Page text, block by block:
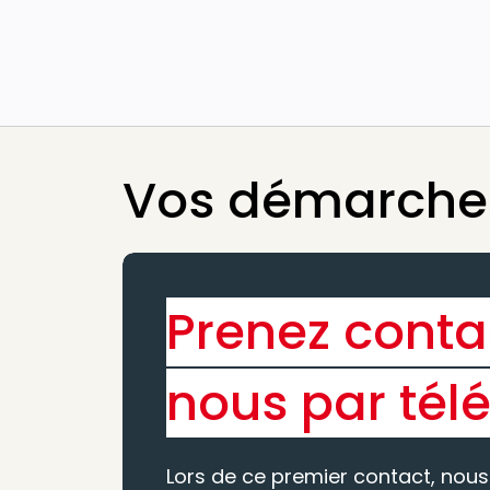
Vos
Prenez
nous par
Lors de ce premier contact,